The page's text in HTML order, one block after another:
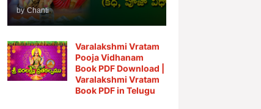
by Chanti
Varalakshmi Vratam
Pooja Vidhanam
Book PDF Download |
Varalakshmi Vratam
Book PDF in Telugu